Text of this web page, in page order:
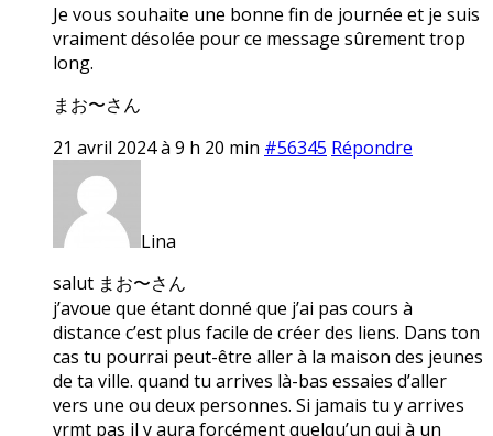
Je vous souhaite une bonne fin de journée et je suis
vraiment désolée pour ce message sûrement trop
long.
まお〜さん
21 avril 2024 à 9 h 20 min #56345 Répondre
Lina
salut まお〜さん
j’avoue que étant donné que j’ai pas cours à
distance c’est plus facile de créer des liens. Dans ton
cas tu pourrai peut-être aller à la maison des jeunes
de ta ville. quand tu arrives là-bas essaies d’aller
vers une ou deux personnes. Si jamais tu y arrives
vrmt pas il y aura forcément quelqu’un qui à un